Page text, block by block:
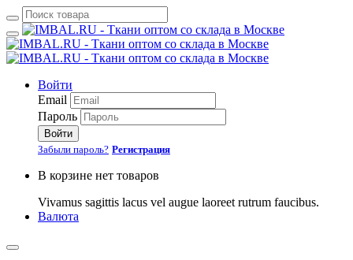
Войти
Email
Пароль
Войти
Забыли пароль? Регистрация
В корзине нет товаров
Vivamus sagittis lacus vel augue laoreet rutrum faucibus.
Валюта